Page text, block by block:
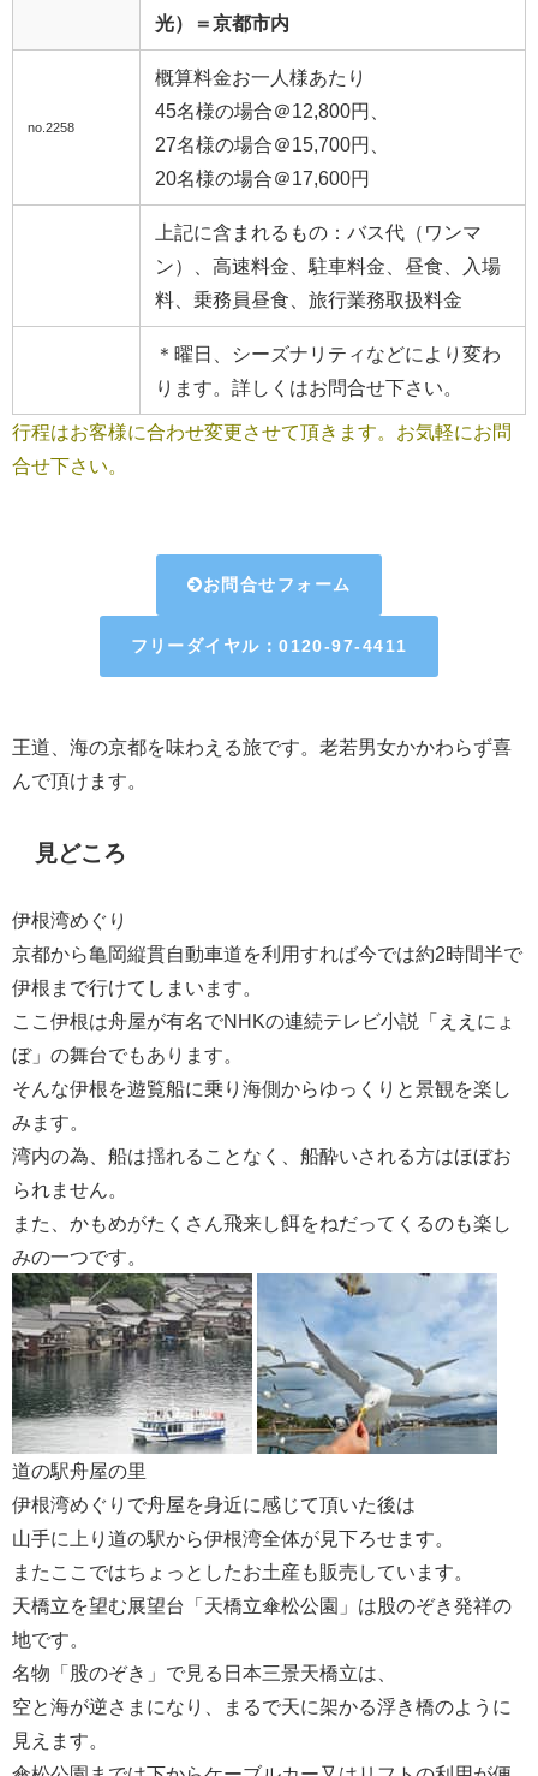
光）＝京都市内
no.2258
概算料金お一人様あたり
45名様の場合＠12,800円、
27名様の場合＠15,700円、
20名様の場合＠17,600円
上記に含まれるもの：バス代（ワンマ
ン）、高速料金、駐車料金、昼食、入場
料、乗務員昼食、旅行業務取扱料金
＊曜日、シーズナリティなどにより変わ
ります。詳しくはお問合せ下さい。
行程はお客様に合わせ変更させて頂きます。お気軽にお問
合せ下さい。
お問合せフォーム
フリーダイヤル：0120-97-4411
王道、海の京都を味わえる旅です。老若男女かかわらず喜
んで頂けます。
見どころ
伊根湾めぐり
京都から亀岡縦貫自動車道を利用すれば今では約2時間半で
伊根まで行けてしまいます。
ここ伊根は舟屋が有名でNHKの連続テレビ小説「ええにょ
ぼ」の舞台でもあります。
そんな伊根を遊覧船に乗り海側からゆっくりと景観を楽し
みます。
湾内の為、船は揺れることなく、船酔いされる方はほぼお
られません。
また、かもめがたくさん飛来し餌をねだってくるのも楽し
みの一つです。
道の駅舟屋の里
伊根湾めぐりで舟屋を身近に感じて頂いた後は
山手に上り道の駅から伊根湾全体が見下ろせます。
またここではちょっとしたお土産も販売しています。
天橋立を望む展望台「天橋立傘松公園」は股のぞき発祥の
地です。
名物「股のぞき」で見る日本三景天橋立は、
空と海が逆さまになり、まるで天に架かる浮き橋のように
見えます。